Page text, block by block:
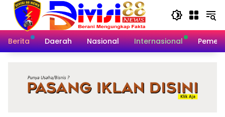
Langsung
konten
Berita
Daerah Nasional Internasional